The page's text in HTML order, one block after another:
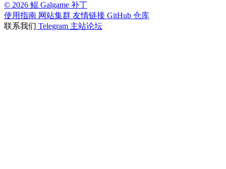
© 2026 鲲 Galgame 补丁
使用指南 网站集群 友情链接 GitHub 仓库
联系我们 Telegram 主站论坛